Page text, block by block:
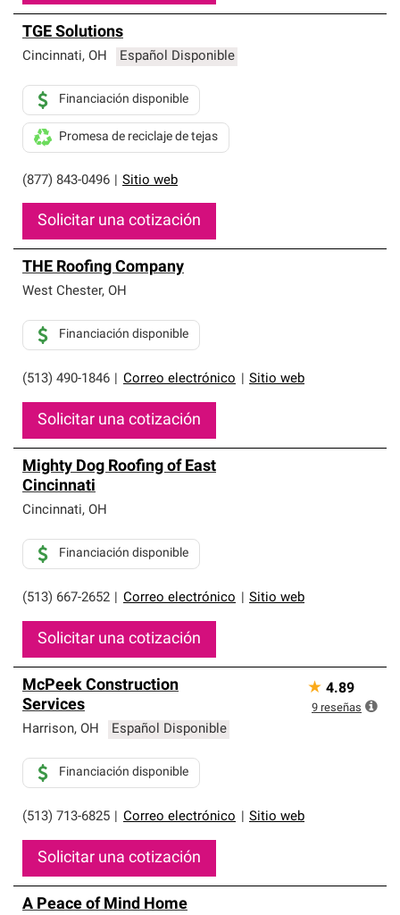
TGE Solutions
Cincinnati, OH Español Disponible
(877) 843-0496 Sitio web
Financiación disponible
Promesa de reciclaje de tejas
Solicitar una cotización
THE Roofing Company
West Chester, OH
(513) 490-1846 Correo electrónico Sitio web
Financiación disponible
Solicitar una cotización
Mighty Dog Roofing of East
Cincinnati
Cincinnati, OH
(513) 667-2652 Correo electrónico Sitio web
Financiación disponible
Solicitar una cotización
McPeek Construction
Services
Harrison, OH Español Disponible
(513) 713-6825 Correo electrónico Sitio web
Financiación disponible
Solicitar una cotización
★ 4.89
9 reseñas
A Peace of Mind Home